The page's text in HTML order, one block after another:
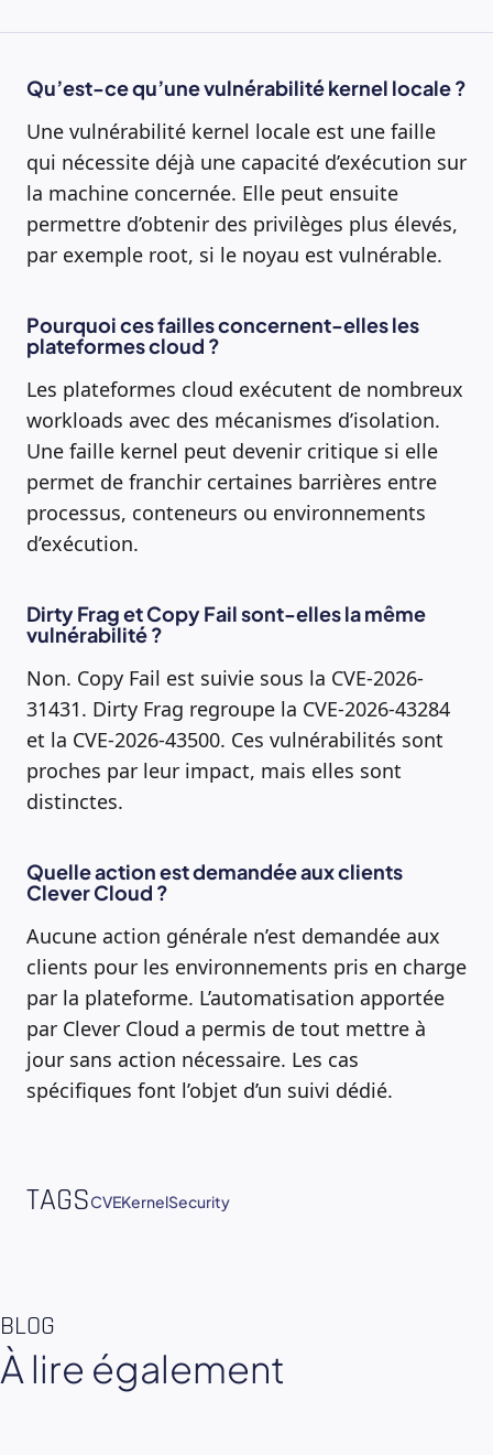
Qu’est-ce qu’une vulnérabilité kernel locale ?
Une vulnérabilité kernel locale est une faille
qui nécessite déjà une capacité d’exécution sur
la machine concernée. Elle peut ensuite
permettre d’obtenir des privilèges plus élevés,
par exemple root, si le noyau est vulnérable.
Pourquoi ces failles concernent-elles les
plateformes cloud ?
Les plateformes cloud exécutent de nombreux
workloads avec des mécanismes d’isolation.
Une faille kernel peut devenir critique si elle
permet de franchir certaines barrières entre
processus, conteneurs ou environnements
d’exécution.
Dirty Frag et Copy Fail sont-elles la même
vulnérabilité ?
Non. Copy Fail est suivie sous la CVE-2026-
31431. Dirty Frag regroupe la CVE-2026-43284
et la CVE-2026-43500. Ces vulnérabilités sont
proches par leur impact, mais elles sont
distinctes.
Quelle action est demandée aux clients
Clever Cloud ?
Aucune action générale n’est demandée aux
clients pour les environnements pris en charge
par la plateforme. L’automatisation apportée
par Clever Cloud a permis de tout mettre à
jour sans action nécessaire. Les cas
spécifiques font l’objet d’un suivi dédié.
TAGSCVEKernelSecurity
BLOG
À lire également